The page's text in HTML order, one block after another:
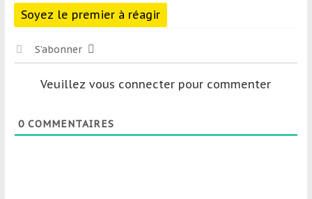
Soyez le premier à réagir
S’abonner
Veuillez vous connecter pour commenter
0COMMENTAIRES